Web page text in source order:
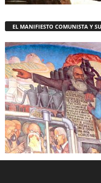
EL MANIFIESTO COMUNISTA Y